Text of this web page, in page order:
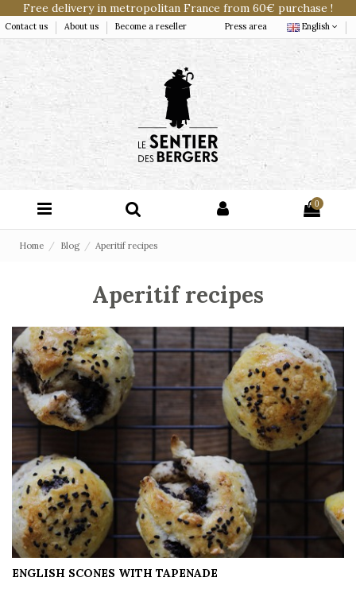
Free delivery in metropolitan France from 60€ purchase !
Contact us About us Become a reseller Press area English
0
Home Blog Aperitif recipes
Aperitif recipes
ENGLISH SCONES WITH TAPENADE